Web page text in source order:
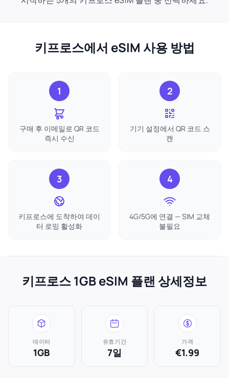
키프로스에서 eSIM 사용 방법
1
구매 후 이메일로 QR 코드
즉시 수신
2
기기 설정에서 QR 코드 스
캔
3
키프로스에 도착하여 데이
터 로밍 활성화
4
4G/5G에 연결 — SIM 교체
불필요
키프로스 1GB eSIM 플랜 상세정보
데이터
1GB
유효기간
7일
가격
€1.99